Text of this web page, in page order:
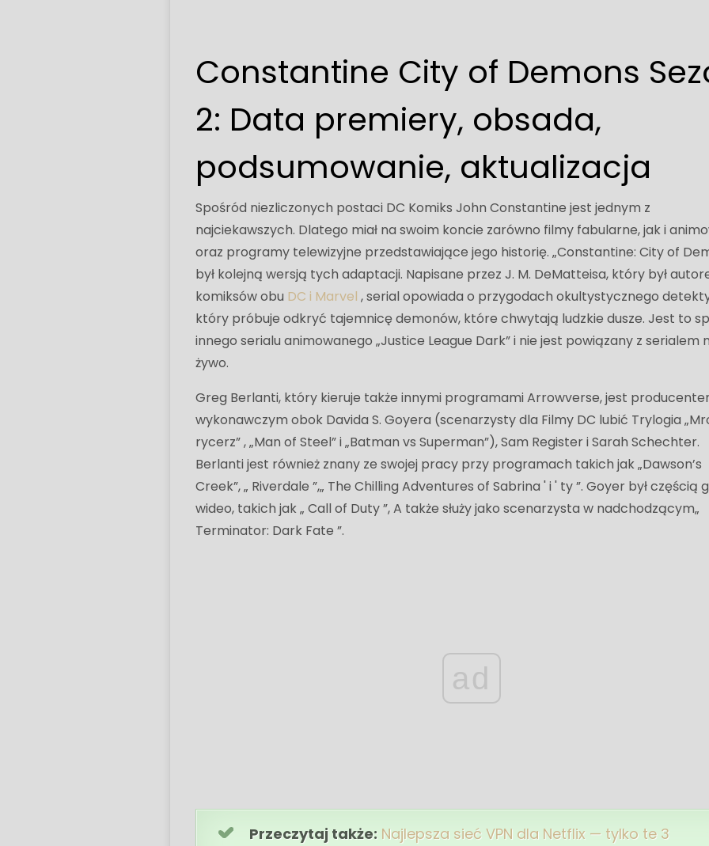
Constantine City of Demons
2: Data premiery, obsada,
podsumowanie, aktualizacja
Spośród niezliczonych postaci DC Komiks John Constantine jest jednym z
najciekawszych. Dlatego miał na swoim koncie zarówno filmy fabularne, jak i
oraz programy telewizyjne przedstawiające jego historię. „Constantine: City of
był kolejną wersją tych adaptacji. Napisane przez J. M. DeMatteisa, który był
komiksów obu DC i Marvel , serial opowiada o przygodach okultystycznego
który próbuje odkryć tajemnicę demonów, które chwytają ludzkie dusze. Jest to
innego serialu animowanego „Justice League Dark” i nie jest powiązany z serialem
żywo.
Greg Berlanti, który kieruje także innymi programami Arrowverse, jest
wykonawczym obok Davida S. Goyera (scenarzysty dla Filmy DC lubić Trylogia
rycerz” , „Man of Steel” i „Batman vs Superman”), Sam Register i Sarah Schechter.
Berlanti jest również znany ze swojej pracy przy programach takich jak „Dawson’s
Creek”, „ Riverdale ”,„ The Chilling Adventures of Sabrina ' i ' ty ”. Goyer był częścią
wideo, takich jak „ Call of Duty ”, A także służy jako scenarzysta w nadchodzącym„
Terminator: Dark Fate ”.
ad
Przeczytaj także: Najlepsza sieć VPN dla Netflix — tylko te 3